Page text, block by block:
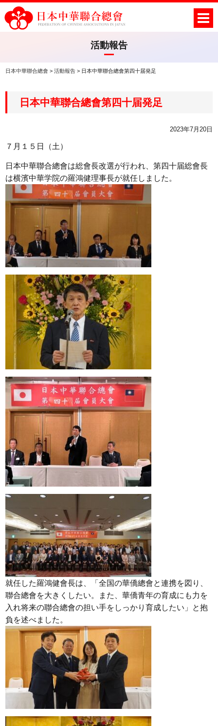
活動報告
日本中華聯合總會 >活動報告 > 日本中華聯合總會第四十届発足
日本中華聯合總會第四十届発足
2023年7月20日
７月１５日（土）
日本中華聯合總會は総會長改選が行われ、第四十届総會長
は横濱中華学院の羅鴻健理事長が就任しました。
就任した羅鴻健會長は、「全国の華僑總會と連携を図り、
聯合總會を大きくしたい。また、華僑青年の育成にも力を
入れ将来の聯合總會の担い手をしっかり育成したい」と抱
負を述べました。